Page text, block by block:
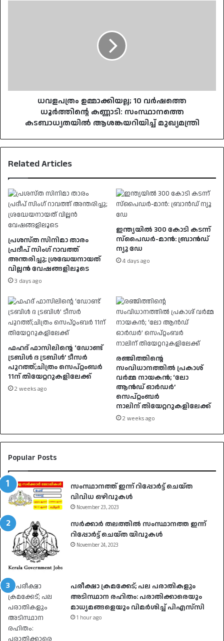
ആശങ്കയറിയിച്ച്
മുഖ്യമന്ത്രിധവളപത്രം ഉമ്മാക്കിയല്ല; 10 വർഷത്തെ
ധൂർത്തിന്റെ കണ്ണാടി: സംസ്ഥാനത്തെ
കടബാധ്യതയിൽ ആശങ്കയറിയിച്ച് മുഖ്യമന്ത്രി
Related Articles
പ്രശസ്ത സിനിമാ താരം
പ്രദീപ് സിംഗ് റാവത്ത്
അന്തരിച്ചു; ശ്രദ്ധേയനായത്
വില്ലൻ വേഷങ്ങളിലൂടെ
3 days ago
ഇന്ത്യയിൽ 300 കോടി കടന്ന്
സ്പൈഡർ-മാൻ: ബ്രാൻഡ്
ന്യൂ ഡേ
4 days ago
ഫഹദ് ഫാസിലിന്റെ ‘ഡോണ്ട്
ട്രബിൾ ദ ട്രബിൾ’ ടീസർ
പുറത്ത്;ചിത്രം സെപ്റ്റംബർ
11ന് തിയേറ്ററുകളിലേക്ക്
2 weeks ago
രഞ്ജിത്തിന്റെ
സംവിധാനത്തിൽ പ്രകാശ്
വർമ്മ നായകൻ; ‘ലോ
ആൻഡ് ഓർഡർ’
സെപ്റ്റംബർ
നാലിന് തിയേറ്ററുകളിലേക്ക്
2 weeks ago
Popular Posts
സംസ്ഥാനത്ത് ഇന്ന് റിപ്പോർട്ട് ചെയ്ത
വിവിധ ഒഴിവുകൾ
November 23, 2023
സർക്കാർ തലത്തിൽ സംസ്ഥാനത്ത ഇന്ന്
റിപ്പോർട്ട് ചെയ്ത യിവുകൾ
November 24, 2023
പരീക്ഷാ ക്രമക്കേട്; പല പരാതികളും
അടിസ്ഥാന രഹിതം: പരാതിക്കാരെയും
മാധ്യമങ്ങളെയും വിമര്‍ശിച്ച് പിഎസ്‌സി
1 hour ago